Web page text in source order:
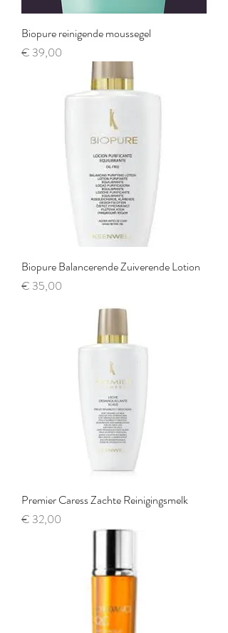
Biopure reinigende moussegel
Prijs
€ 39,00
Biopure Balancerende Zuiverende Lotion
Prijs
€ 35,00
Premier Caress Zachte Reinigingsmelk
Prijs
€ 32,00